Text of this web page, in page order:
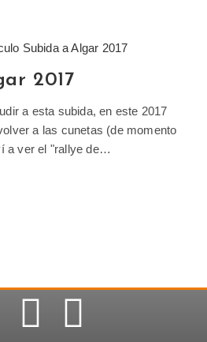
2017
a esta subida, en este 2017
a las cunetas (de momento
a ver el "rallye de…